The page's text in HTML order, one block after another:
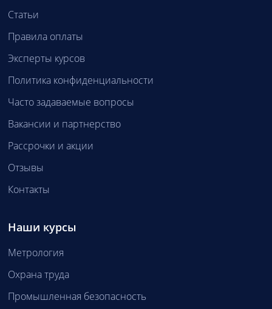
Статьи
Правила оплаты
Эксперты курсов
Политика конфиденциальности
Часто задаваемые вопросы
Вакансии и партнерство
Рассрочки и акции
Отзывы
Контакты
Наши курсы
Метрология
Охрана труда
Промышленная безопасность